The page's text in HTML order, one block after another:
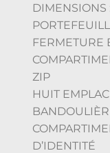
DIMENSIONS
FERMETURE
ZIP
HUIT
D’IDENTITÉ